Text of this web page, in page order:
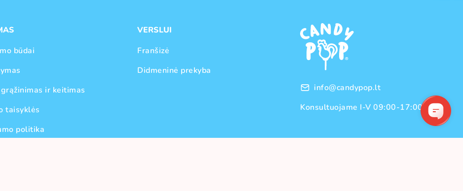
būdai
ir keitimas
taisyklės
politika
VERSLUI
Franšizė
Didmeninė prekyba
info@candypop.lt
Konsultuojame I-V 09:00-17:00